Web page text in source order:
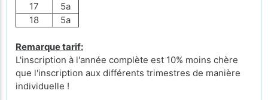
17
5a
18
5a
Remarque tarif:
L'inscription à l'année complète est 10% moins chère
que l'inscription aux différents trimestres de manière
individuelle !